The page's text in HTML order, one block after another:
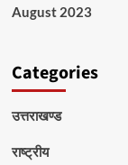
August 2023
Categories
उत्तराखण्ड
राष्ट्रीय